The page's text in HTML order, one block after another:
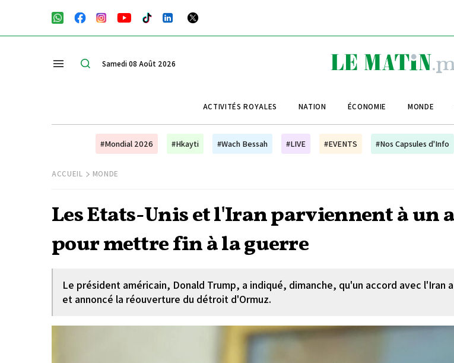
Samedi 08 Août 2026
ACTIVITÉS ROYALES NATION ÉCONOMIE MONDE
#Mondial 2026 #Hkayti #Wach Bessah #LIVE #EVENTS #Nos Capsules d'Info
ACCUEIL MONDE
Les Etats-Unis et l'Iran parviennent à un
pour mettre fin à la guerre
Le président américain, Donald Trump, a indiqué, dimanche, qu'un accord avec l'Iran
et annoncé la réouverture du détroit d'Ormuz.